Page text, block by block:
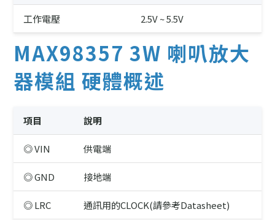
工作電壓 2.5V ~ 5.5V
MAX98357 3W 喇叭放大
器模組 硬體概述
項目 說明
◎ VIN 供電端
◎ GND 接地端
◎ LRC 通訊用的CLOCK(請參考Datasheet)